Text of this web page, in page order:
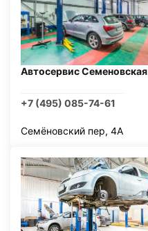
Автосервис Семеновская
+7 (495) 085-74-61
Семёновский пер, 4А